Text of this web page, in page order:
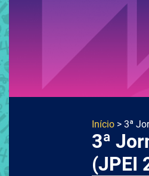
Início > 3ª
3ª
(JPEI